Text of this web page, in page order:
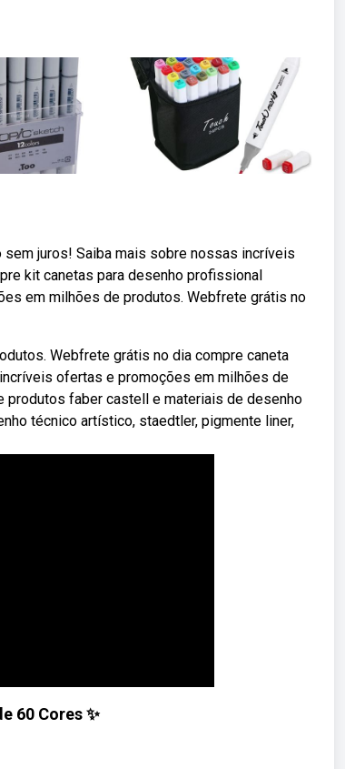
juros! Saiba mais sobre nossas incríveis
kit canetas para desenho profissional
em milhões de produtos. Webfrete grátis no
Webfrete grátis no dia compre caneta
ofertas e promoções em milhões de
produtos faber castell e materiais de desenho
técnico artístico, staedtler, pigmente liner,
60 Cores ✨️